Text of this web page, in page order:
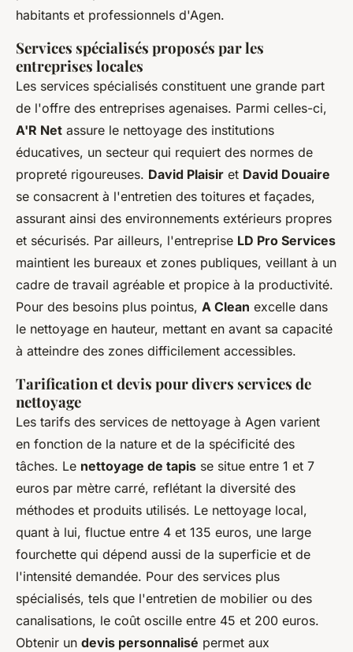
habitants et professionnels d'Agen.
Services spécialisés proposés par les
entreprises locales
Les services spécialisés constituent une grande part
de l'offre des entreprises agenaises. Parmi celles-ci,
A'R Net assure le nettoyage des institutions
éducatives, un secteur qui requiert des normes de
propreté rigoureuses. David Plaisir et David Douaire
se consacrent à l'entretien des toitures et façades,
assurant ainsi des environnements extérieurs propres
et sécurisés. Par ailleurs, l'entreprise LD Pro Services
maintient les bureaux et zones publiques, veillant à un
cadre de travail agréable et propice à la productivité.
Pour des besoins plus pointus, A Clean excelle dans
le nettoyage en hauteur, mettant en avant sa capacité
à atteindre des zones difficilement accessibles.
Tarification et devis pour divers services de
nettoyage
Les tarifs des services de nettoyage à Agen varient
en fonction de la nature et de la spécificité des
tâches. Le nettoyage de tapis se situe entre 1 et 7
euros par mètre carré, reflétant la diversité des
méthodes et produits utilisés. Le nettoyage local,
quant à lui, fluctue entre 4 et 135 euros, une large
fourchette qui dépend aussi de la superficie et de
l'intensité demandée. Pour des services plus
spécialisés, tels que l'entretien de mobilier ou des
canalisations, le coût oscille entre 45 et 200 euros.
Obtenir un devis personnalisé permet aux